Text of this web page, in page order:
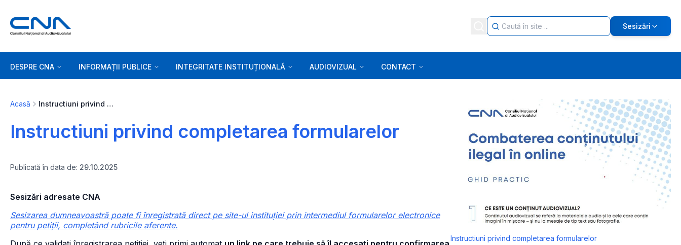
Sesizări
DESPRE CNA INFORMAȚII PUBLICE INTEGRITATE INSTITUȚIONALĂ AUDIOVIZUAL CONTACT
Acasă Instructiuni privind completarea formularelor
Instructiuni privind completarea formularelor
Publicată în data de: 29.10.2025
Sesizări adresate CNA
Sesizarea dumneavoastră poate fi înregistrată direct pe site-ul instituției prin intermediul formularelor electronice
pentru petiții, completând rubricile aferente.
Instructiuni privind completarea formularelor